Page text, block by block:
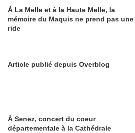
À La Melle et à la Haute Melle, la
mémoire du Maquis ne prend pas une
ride
Article publié depuis Overblog
À Senez, concert du coeur
départementale à la Cathédrale